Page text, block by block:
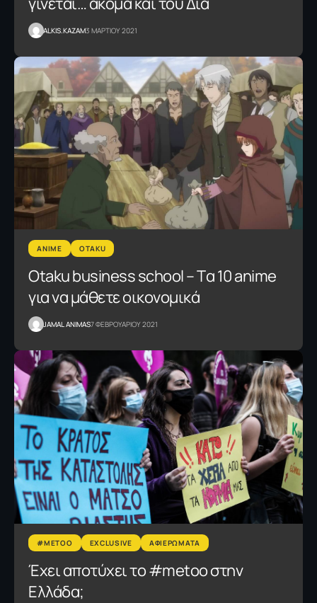
ALKIS.KAZAM3 ΜΑΡΤΙΟΥ 2021
ANIME OTAKU
Otaku business school – Tα 10 anime
για να μάθετε oικονoμικά
JAMAL ANIMAS7 ΦΕΒΡΟΥΑΡΙΟΥ 2021
#METOO EXCLUSIVE ΑΦΙΕΡΩΜΑΤΑ
Έχει αποτύχει το #metoo στην
Ελλάδα;